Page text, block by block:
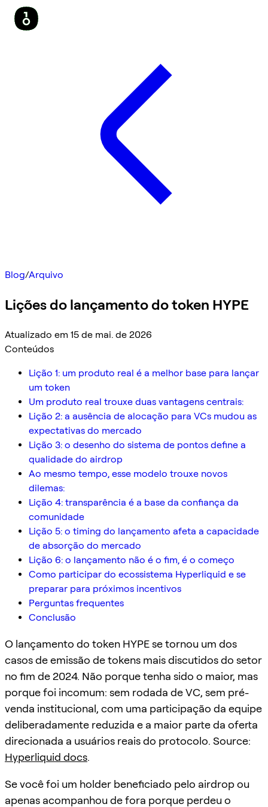
Blog/Arquivo
Lições do lançamento do token HYPE
Atualizado em 15 de mai. de 2026
Conteúdos
Lição 1: um produto real é a melhor base para lançar
um token
Um produto real trouxe duas vantagens centrais:
Lição 2: a ausência de alocação para VCs mudou as
expectativas do mercado
Lição 3: o desenho do sistema de pontos define a
qualidade do airdrop
Ao mesmo tempo, esse modelo trouxe novos
dilemas:
Lição 4: transparência é a base da confiança da
comunidade
Lição 5: o timing do lançamento afeta a capacidade
de absorção do mercado
Lição 6: o lançamento não é o fim, é o começo
Como participar do ecossistema Hyperliquid e se
preparar para próximos incentivos
Perguntas frequentes
Conclusão
O lançamento do token HYPE se tornou um dos
casos de emissão de tokens mais discutidos do setor
no fim de 2024. Não porque tenha sido o maior, mas
porque foi incomum: sem rodada de VC, sem pré-
venda institucional, com uma participação da equipe
deliberadamente reduzida e a maior parte da oferta
direcionada a usuários reais do protocolo. Source:
Hyperliquid docs.
Se você foi um holder beneficiado pelo airdrop ou
apenas acompanhou de fora porque perdeu o